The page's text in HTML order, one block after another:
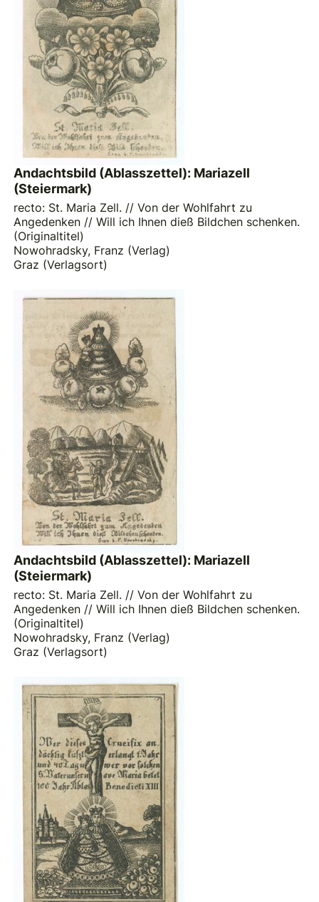
Andachtsbild (Ablasszettel): Mariazell
(Steiermark)
recto: St. Maria Zell. // Von der Wohlfahrt zu
Angedenken // Will ich Ihnen dieß Bildchen schenken.
(Originaltitel)
Nowohradsky, Franz (Verlag)
Graz (Verlagsort)
Andachtsbild (Ablasszettel): Mariazell
(Steiermark)
recto: St. Maria Zell. // Von der Wohlfahrt zu
Angedenken // Will ich Ihnen dieß Bildchen schenken.
(Originaltitel)
Nowohradsky, Franz (Verlag)
Graz (Verlagsort)